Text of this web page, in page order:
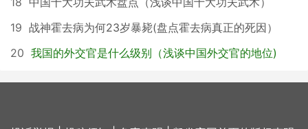
19 战神霍去病为何23岁暴毙(盘点霍去病真正的死因）
20 我国的外交官是什么级别（浅谈中国外交官的地位)